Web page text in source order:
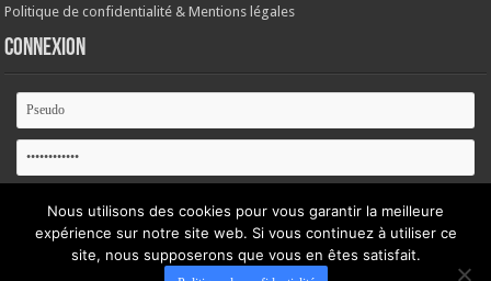
Politique de confidentialité & Mentions légales
Connexion
Se souvenir de moi
Mot de passe oublié ?
Nous utilisons des cookies pour vous garantir la meilleure
expérience sur notre site web. Si vous continuez à utiliser ce
site, nous supposerons que vous en êtes satisfait.